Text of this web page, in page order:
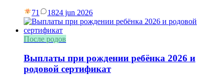
71 1824 jun 2026
После родов
Выплаты при рождении ребёнка 2026 и
родовой сертификат